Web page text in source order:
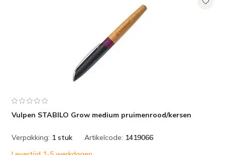
Vulpen STABILO Grow medium pruimenrood/kersen
Verpakking: 1 stuk Artikelcode: 1419066